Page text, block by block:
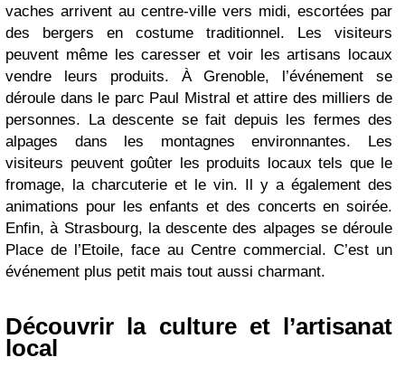
vaches arrivent au centre-ville vers midi, escortées par
des bergers en costume traditionnel. Les visiteurs
peuvent même les caresser et voir les artisans locaux
vendre leurs produits. À Grenoble, l’événement se
déroule dans le parc Paul Mistral et attire des milliers de
personnes. La descente se fait depuis les fermes des
alpages dans les montagnes environnantes. Les
visiteurs peuvent goûter les produits locaux tels que le
fromage, la charcuterie et le vin. Il y a également des
animations pour les enfants et des concerts en soirée.
Enfin, à Strasbourg, la descente des alpages se déroule
Place de l’Etoile, face au Centre commercial. C’est un
événement plus petit mais tout aussi charmant.
Découvrir la culture et l’artisanat
local